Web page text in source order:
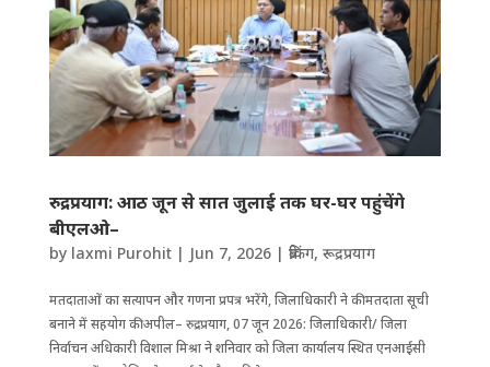
रुद्रप्रयाग: आठ जून से सात जुलाई तक घर-घर पहुंचेंगे
बीएलओ–
by laxmi Purohit| Jun 7, 2026| ब्रेकिंग, रूद्रप्रयाग
मतदाताओं का सत्यापन और गणना प्रपत्र भरेंगे, जिला​धिकारी ने की मतदाता सूची
बनाने में सहयोग की अपील– रुद्रप्रयाग, 07 जून 2026: जिलाधिकारी/ जिला
निर्वाचन अधिकारी विशाल मिश्रा ने शनिवार को जिला कार्यालय स्थित एनआईसी